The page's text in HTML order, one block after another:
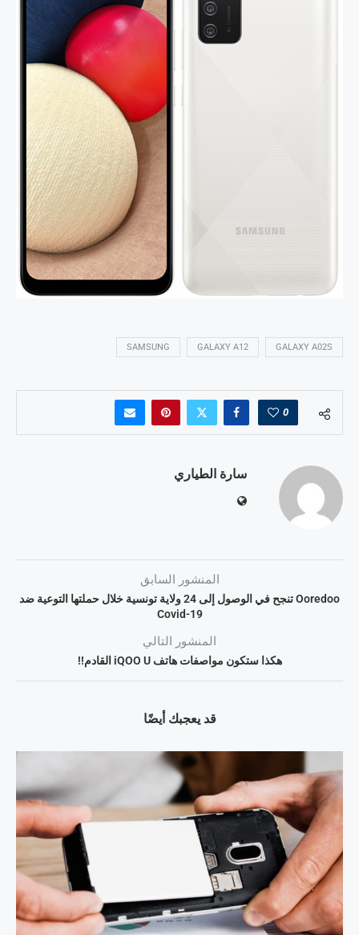
GALAXY A02S
GALAXY A12
SAMSUNG
0
سارة الطياري
المنشور السابق
Ooredoo تنجح في الوصول إلى 24 ولاية تونسية خلال حملتها التوعية ضد
Covid-19
المنشور التالي
هكذا ستكون مواصفات هاتف iQOO U القادم!!
قد يعجبك أيضًا